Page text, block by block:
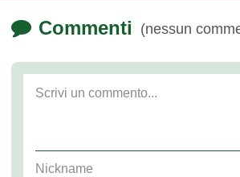
Commenti (nessun